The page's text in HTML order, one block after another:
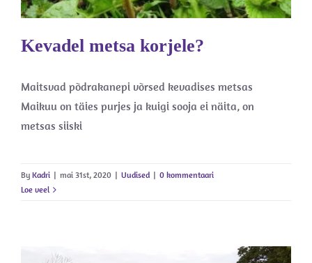
Kevadel metsa korjele?
Maitsvad põdrakanepi võrsed kevadises metsas
Maikuu on täies purjes ja kuigi sooja ei näita, on
metsas siiski
By Kadri | mai 31st, 2020 | Uudised | 0 kommentaari
Loe veel